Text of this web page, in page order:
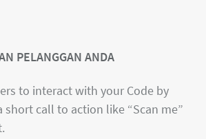
PELANGGAN ANDA
to interact with your Code by
short call to action like “Scan me”